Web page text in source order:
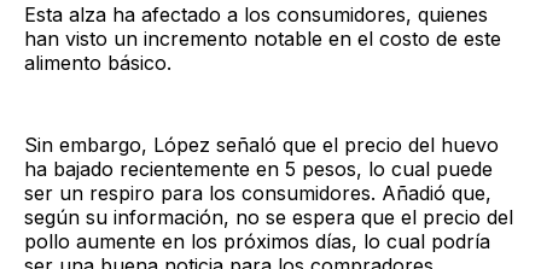
Esta alza ha afectado a los consumidores, quienes
han visto un incremento notable en el costo de este
alimento básico.
Sin embargo, López señaló que el precio del huevo
ha bajado recientemente en 5 pesos, lo cual puede
ser un respiro para los consumidores. Añadió que,
según su información, no se espera que el precio del
pollo aumente en los próximos días, lo cual podría